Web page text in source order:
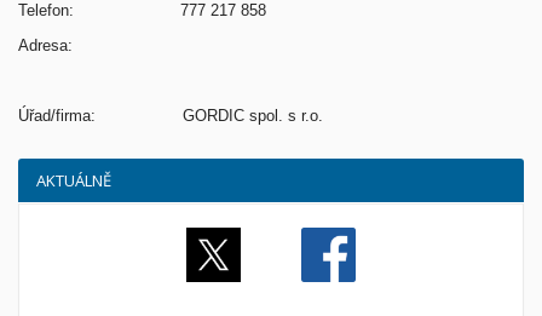
Telefon: 777 217 858
Adresa:
Úřad/firma: GORDIC spol. s r.o.
AKTUÁLNĚ